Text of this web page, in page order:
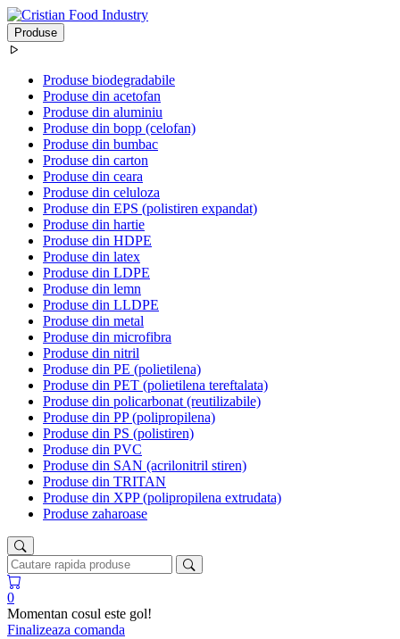
Produse
Produse biodegradabile
Produse din acetofan
Produse din aluminiu
Produse din bopp (celofan)
Produse din bumbac
Produse din carton
Produse din ceara
Produse din celuloza
Produse din EPS (polistiren expandat)
Produse din hartie
Produse din HDPE
Produse din latex
Produse din LDPE
Produse din lemn
Produse din LLDPE
Produse din metal
Produse din microfibra
Produse din nitril
Produse din PE (polietilena)
Produse din PET (polietilena tereftalata)
Produse din policarbonat (reutilizabile)
Produse din PP (polipropilena)
Produse din PS (polistiren)
Produse din PVC
Produse din SAN (acrilonitril stiren)
Produse din TRITAN
Produse din XPP (polipropilena extrudata)
Produse zaharoase
0
Momentan cosul este gol!
Finalizeaza comanda